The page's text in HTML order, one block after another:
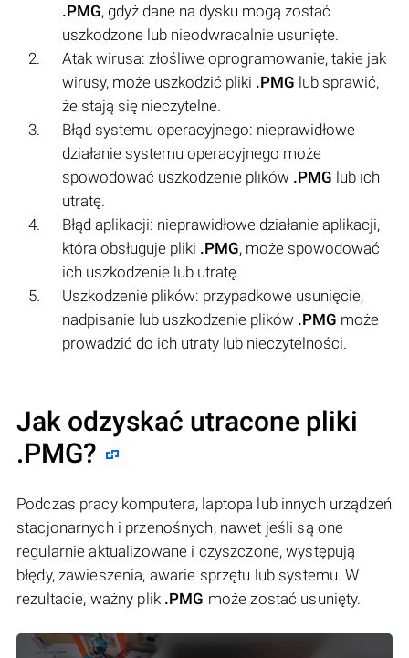
.PMG, gdyż dane na dysku mogą zostać
uszkodzone lub nieodwracalnie usunięte.
Atak wirusa: złośliwe oprogramowanie, takie jak
wirusy, może uszkodzić pliki .PMG lub sprawić,
że stają się nieczytelne.
Błąd systemu operacyjnego: nieprawidłowe
działanie systemu operacyjnego może
spowodować uszkodzenie plików .PMG lub ich
utratę.
Błąd aplikacji: nieprawidłowe działanie aplikacji,
która obsługuje pliki .PMG, może spowodować
ich uszkodzenie lub utratę.
Uszkodzenie plików: przypadkowe usunięcie,
nadpisanie lub uszkodzenie plików .PMG może
prowadzić do ich utraty lub nieczytelności.
Jak odzyskać utracone pliki
.PMG?
Podczas pracy komputera, laptopa lub innych urządzeń
stacjonarnych i przenośnych, nawet jeśli są one
regularnie aktualizowane i czyszczone, występują
błędy, zawieszenia, awarie sprzętu lub systemu. W
rezultacie, ważny plik .PMG może zostać usunięty.